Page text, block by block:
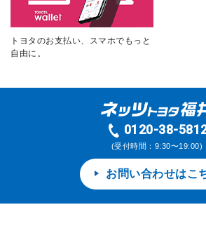
トヨタのお支払い、スマホでもっと
自由に。
0120-38-
(受付時間：9:30〜19:00)
お問い合わせはこ